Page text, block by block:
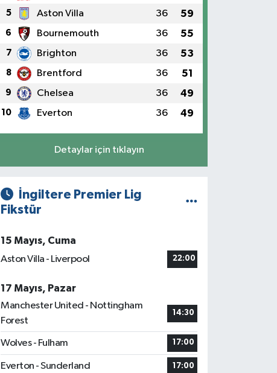
5 Aston Villa 36 59
6 Bournemouth 36 55
7 Brighton 36 53
8 Brentford 36 51
9 Chelsea 36 49
10 Everton 36 49
Detaylar için tıklayın
İngiltere Premier Lig
Fikstür
15 Mayıs, Cuma
Aston Villa - Liverpool
22:00
17 Mayıs, Pazar
Manchester United - Nottingham
Forest
14:30
Wolves - Fulham 17:00
Everton - Sunderland 17:00